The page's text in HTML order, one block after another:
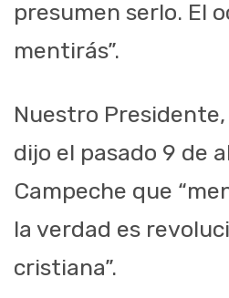
presumen serlo. El
mentirás”.
Nuestro
dijo el pasado 9 de
Campeche que
la verdad es
cristiana”.